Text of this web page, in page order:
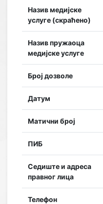
Назив медијске
услуге (скраћено)
Назив пружаоца
медијске услуге
Број дозволе
Датум
Матични број
ПИБ
Седиште и адреса
правног лица
Телефон